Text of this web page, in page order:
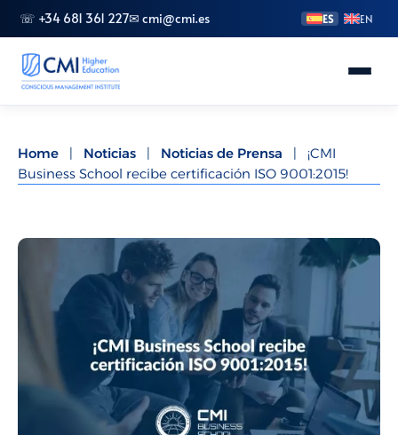
☏ +34 681 361 227✉ cmi@cmi.es ES EN
Másteres
Especializaciones
Talento para empresas
Home | Noticias | Noticias de Prensa |
¡CMI
Business School recibe certificación ISO 9001:2015!